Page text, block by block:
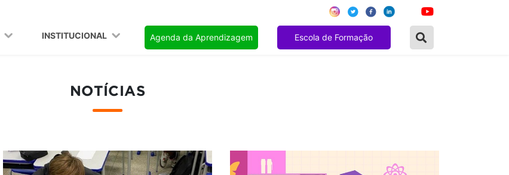
INSTITUCIONAL Agenda da Aprendizagem Escola de Formação
NOTÍCIAS